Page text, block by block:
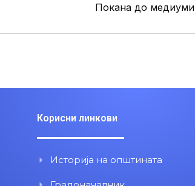
Покана до медиуми
Корисни линкови
Историја на општината